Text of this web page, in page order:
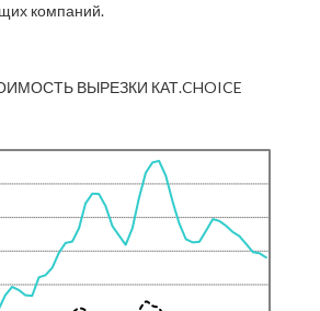
компаний.
ВЫРЕЗКИ КАТ.CHOICE